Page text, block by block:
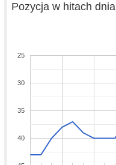
Pozycja w hitach dnia
25
30
35
40